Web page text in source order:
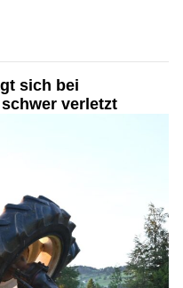
sich bei
verletzt